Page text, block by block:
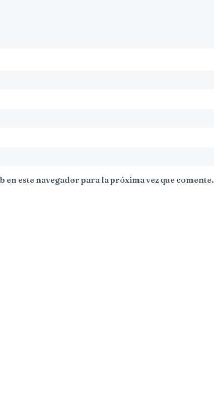
este navegador para la próxima vez que comente.